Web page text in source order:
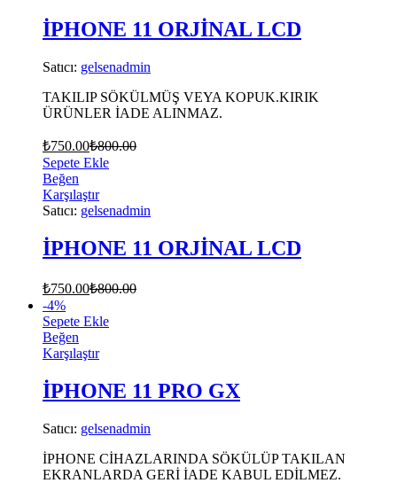
İPHONE 11 ORJİNAL LCD
Satıcı: gelsenadmin
TAKILIP SÖKÜLMÜŞ VEYA KOPUK.KIRIK
ÜRÜNLER İADE ALINMAZ.
₺750.00₺800.00
Sepete Ekle
Beğen
Karşılaştır
Satıcı: gelsenadmin
İPHONE 11 ORJİNAL LCD
₺750.00₺800.00
-4%
Sepete Ekle
Beğen
Karşılaştır
İPHONE 11 PRO GX
Satıcı: gelsenadmin
İPHONE CİHAZLARINDA SÖKÜLÜP TAKILAN
EKRANLARDA GERİ İADE KABUL EDİLMEZ.